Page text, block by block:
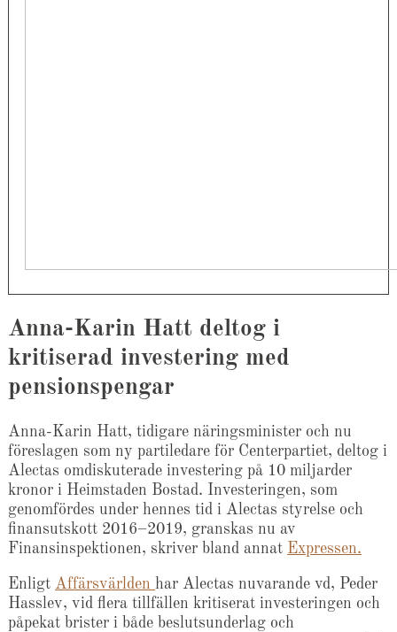
Anna-Karin Hatt deltog i
kritiserad investering med
pensionspengar
​Anna-Karin Hatt, tidigare näringsminister och nu
föreslagen som ny partiledare för Centerpartiet, deltog i
Alectas omdiskuterade investering på 10 miljarder
kronor i Heimstaden Bostad. Investeringen, som
genomfördes under hennes tid i Alectas styrelse och
finansutskott 2016–2019, granskas nu av
Finansinspektionen, skriver bland annat Expressen.
Enligt Affärsvärlden har Alectas nuvarande vd, Peder
Hasslev, vid flera tillfällen kritiserat investeringen och
påpekat brister i både beslutsunderlag och